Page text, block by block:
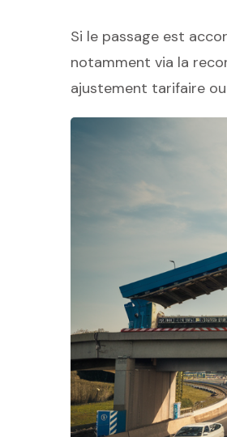
Si le passage est
notamment via la
ajustement tarifaire